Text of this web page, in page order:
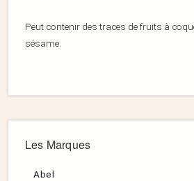
Peut contenir des traces de fruits à
sésame.
Les Marques
Abel